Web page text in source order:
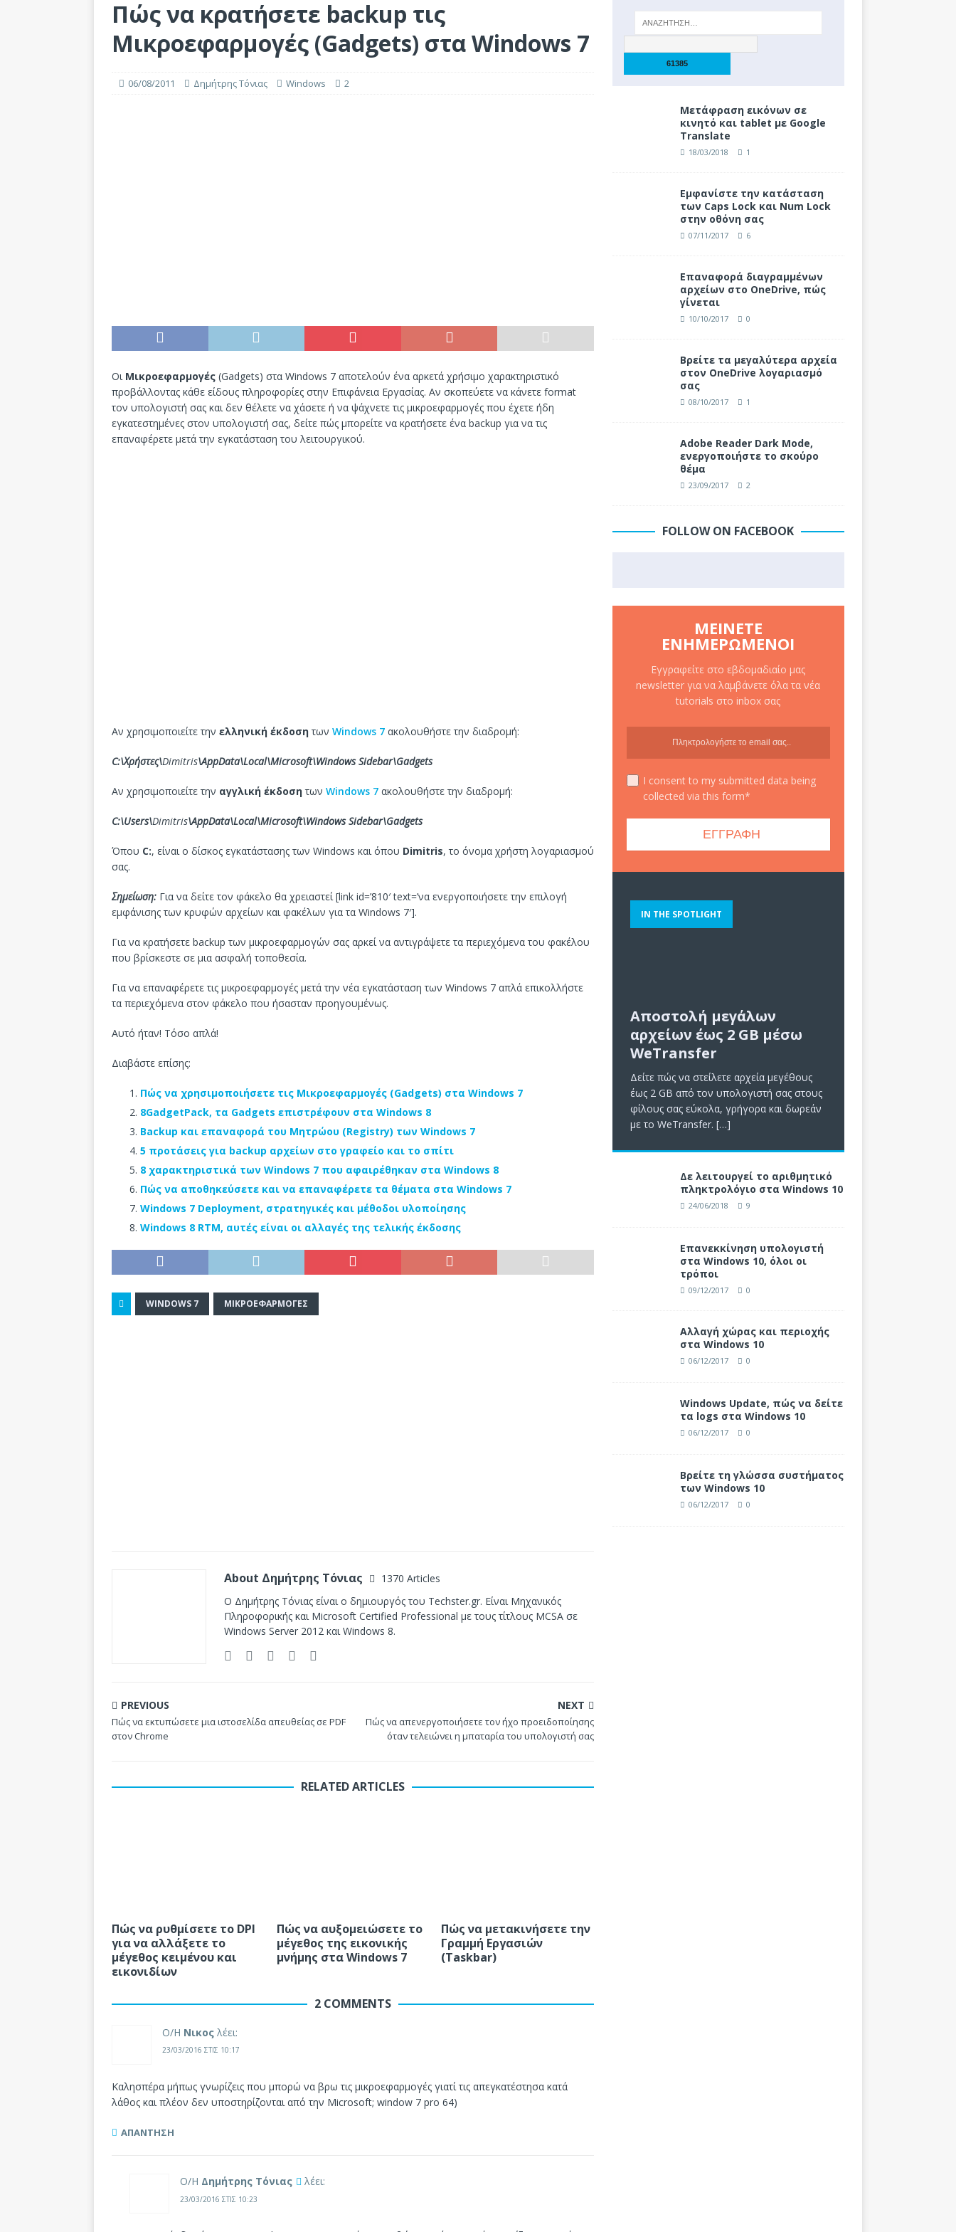
Πώς να κρατήσετε backup τις
Μικροεφαρμογές (Gadgets) στα Windows 7
06/08/2011 Δημήτρης Τόνιας Windows 2
Οι Μικροεφαρμογές (Gadgets) στα Windows 7 αποτελούν ένα αρκετά χρήσιμο χαρακτηριστικό
προβάλλοντας κάθε είδους πληροφορίες στην Επιφάνεια Εργασίας. Αν σκοπεύετε να κάνετε format
τον υπολογιστή σας και δεν θέλετε να χάσετε ή να ψάχνετε τις μικροεφαρμογές που έχετε ήδη
εγκατεστημένες στον υπολογιστή σας, δείτε πώς μπορείτε να κρατήσετε ένα backup για να τις
επαναφέρετε μετά την εγκατάσταση του λειτουργικού.
Αν χρησιμοποιείτε την ελληνική έκδοση των Windows 7 ακολουθήστε την διαδρομή:
C:\Χρήστες\Dimitris\AppData\Local\Microsoft\Windows Sidebar\Gadgets
Αν χρησιμοποιείτε την αγγλική έκδοση των Windows 7 ακολουθήστε την διαδρομή:
C:\Users\Dimitris\AppData\Local\Microsoft\Windows Sidebar\Gadgets
Όπου C:, είναι ο δίσκος εγκατάστασης των Windows και όπου Dimitris, το όνομα χρήστη λογαριασμού
σας.
Σημείωση: Για να δείτε τον φάκελο θα χρειαστεί [link id=’810′ text=’να ενεργοποιήσετε την επιλογή
εμφάνισης των κρυφών αρχείων και φακέλων για τα Windows 7′].
Για να κρατήσετε backup των μικροεφαρμογών σας αρκεί να αντιγράψετε τα περιεχόμενα του φακέλου
που βρίσκεστε σε μια ασφαλή τοποθεσία.
Για να επαναφέρετε τις μικροεφαρμογές μετά την νέα εγκατάσταση των Windows 7 απλά επικολλήστε
τα περιεχόμενα στον φάκελο που ήσασταν προηγουμένως.
Αυτό ήταν! Τόσο απλά!
Διαβάστε επίσης:
Πώς να χρησιμοποιήσετε τις Μικροεφαρμογές (Gadgets) στα Windows 7
8GadgetPack, τα Gadgets επιστρέφουν στα Windows 8
Backup και επαναφορά του Μητρώου (Registry) των Windows 7
5 προτάσεις για backup αρχείων στο γραφείο και το σπίτι
8 χαρακτηριστικά των Windows 7 που αφαιρέθηκαν στα Windows 8
Πώς να αποθηκεύσετε και να επαναφέρετε τα θέματα στα Windows 7
Windows 7 Deployment, στρατηγικές και μέθοδοι υλοποίησης
Windows 8 RTM, αυτές είναι οι αλλαγές της τελικής έκδοσης
WINDOWS 7 ΜΙΚΡΟΕΦΑΡΜΟΓΈΣ
About Δημήτρης Τόνιας
1370 Articles
Ο Δημήτρης Τόνιας είναι ο δημιουργός του Techster.gr. Είναι Μηχανικός
Πληροφορικής και Microsoft Certified Professional με τους τίτλους MCSA σε
Windows Server 2012 και Windows 8.
PREVIOUS
Πώς να εκτυπώσετε μια ιστοσελίδα απευθείας σε PDF
στον Chrome
NEXT
Πώς να απενεργοποιήσετε τον ήχο προειδοποίησης
όταν τελειώνει η μπαταρία του υπολογιστή σας
RELATED ARTICLES
Πώς να ρυθμίσετε το DPI
για να αλλάξετε το
μέγεθος κειμένου και
εικονιδίων
Πώς να αυξομειώσετε το
μέγεθος της εικονικής
μνήμης στα Windows 7
Πώς να μετακινήσετε την
Γραμμή Εργασιών
(Taskbar)
2 COMMENTS
Ο/Η Νικος λέει:
23/03/2016 ΣΤΙΣ 10:17
Καλησπέρα μήπως γνωρίζεις που μπορώ να βρω τις μικροεφαρμογές γιατί τις απεγκατέστησα κατά
λάθος και πλέον δεν υποστηρίζονται από την Microsoft; window 7 pro 64)
ΑΠΆΝΤΗΣΗ
Ο/Η Δημήτρης Τόνιας λέει:
23/03/2016 ΣΤΙΣ 10:23
Μετάφραση εικόνων σε
κινητό και tablet με Google
Translate
18/03/2018 1
Eμφανίστε την κατάσταση
των Caps Lock και Num Lock
στην οθόνη σας
07/11/2017 6
Επαναφορά διαγραμμένων
αρχείων στο OneDrive, πώς
γίνεται
10/10/2017 0
Βρείτε τα μεγαλύτερα αρχεία
στον OneDrive λογαριασμό
σας
08/10/2017 1
Adobe Reader Dark Mode,
ενεργοποιήστε το σκούρο
θέμα
23/09/2017 2
FOLLOW ON FACEBOOK
ΜΕΊΝΕΤΕ
ΕΝΗΜΕΡΩΜΈΝΟΙ
Εγγραφείτε στο εβδομαδιαίο μας
newsletter για να λαμβάνετε όλα τα νέα
tutorials στο inbox σας
I consent to my submitted data being
collected via this form*
IN THE SPOTLIGHT
Αποστολή μεγάλων
αρχείων έως 2 GB μέσω
WeTransfer
Δείτε πώς να στείλετε αρχεία μεγέθους
έως 2 GB από τον υπολογιστή σας στους
φίλους σας εύκολα, γρήγορα και δωρεάν
με το WeTransfer. […]
Δε λειτουργεί το αριθμητικό
πληκτρολόγιο στα Windows 10
24/06/2018 9
Επανεκκίνηση υπολογιστή
στα Windows 10, όλοι οι
τρόποι
09/12/2017 0
Αλλαγή χώρας και περιοχής
στα Windows 10
06/12/2017 0
Windows Update, πώς να δείτε
τα logs στα Windows 10
06/12/2017 0
Βρείτε τη γλώσσα συστήματος
των Windows 10
06/12/2017 0